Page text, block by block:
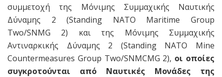
συμμετοχή της Μόνιμης Συμμαχικής Ναυτικής
Δύναμης 2 (Standing NATO Maritime Group
Two/SNMG 2) και της Μόνιμης Συμμαχικής
Αντιναρκικής Δύναμης 2 (Standing NATO Mine
Countermeasures Group Two/SNMCMG 2), οι οποίες
συγκροτούνται από Ναυτικές Μονάδες της